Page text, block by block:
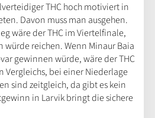
THC hoch motiviert in
Davon muss man ausgehen.
wäre der THC im Viertelfinale,
würde reichen. Wenn Minaur Baia
gewinnen würde, wäre der THC
Vergleichs, bei einer Niederlage
sind zeitgleich, da gibt es kein
in Larvik bringt die sichere